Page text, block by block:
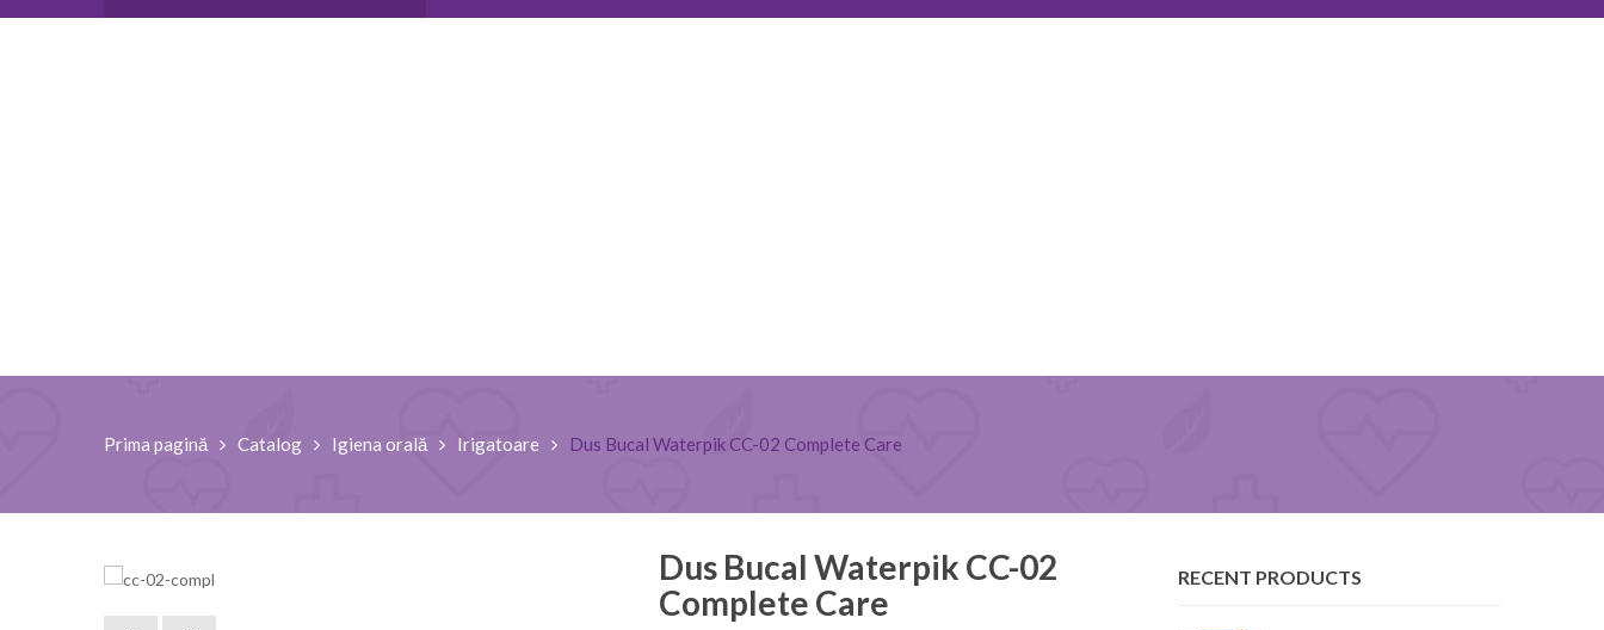
Prima pagină Catalog Igiena orală Irigatoare Dus Bucal Waterpik CC-02 Complete Care
Dus Bucal Waterpik CC-02
Complete Care
RECENT PRODUCTS